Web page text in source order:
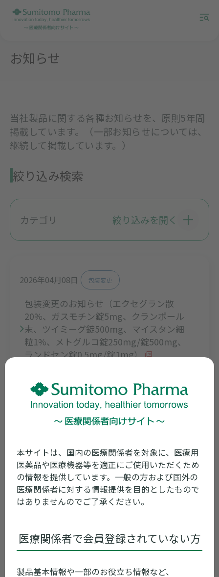
本サイトは、国内の医療関係者を対象に、医療用
医薬品や医療機器等を適正にご使用いただくため
の情報を提供しています。一般の方および国外の
医療関係者に対する情報提供を目的としたもので
はありませんのでご了承ください。
医療関係者で会員登録されていない方
製品基本情報や一部のお役立ち情報など、
お知らせ
当社製品に関する各種お知らせを、原則5年間
掲載しています。（一部お知らせについては、
継続して掲載しています。）
絞り込み検索
カテゴリ 絞り込みを開く
2026年04月08日 包装変更
包装変更のお知らせ（エクセグラン散
20%、ガスモチン錠5mg、クランポール
末、ツイミーグ錠500mg、マイスタン細
粒1%、メトグルコ錠250mg/錠500mg、
ランドセン錠0.5mg/錠1mg）
2025年12月03日 販売中止
一部包装の販売中止のご案内（アムロジ
ン錠5mg、エクセグラン錠100mg、エバ
ガスモチン錠5mg、ランドセン錠1mg/
錠2mg）
2024年05月07日 包装変更